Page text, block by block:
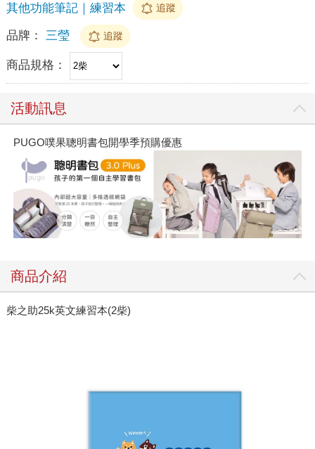
其他功能筆記｜練習本
追蹤
品牌： 三瑩 追蹤
商品規格：
活動訊息
PUGO噗果聰明書包開學季預購優惠
商品介紹
柴之助25k英文練習本(2柴)